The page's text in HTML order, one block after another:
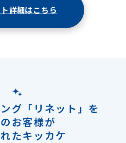
詳細はこちら
グ「リネット」を
お客様が
たキッカケ